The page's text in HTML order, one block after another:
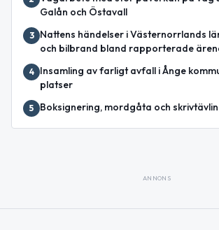
Galån och Östavall
3
Nattens händelser i Västernorrlands
och bilbrand bland rapporterade
4
Insamling av farligt avfall i Ånge
platser
5 Boksignering, mordgåta och
ANNONS